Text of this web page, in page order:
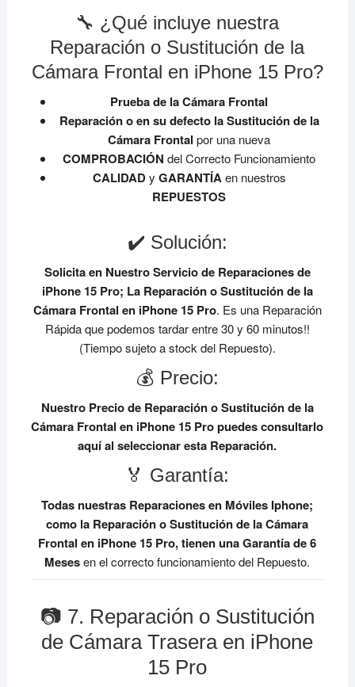
🔧 ¿Qué incluye nuestra
Reparación o Sustitución de la
Cámara Frontal en iPhone 15 Pro?
Prueba de la Cámara Frontal
Reparación o en su defecto la Sustitución de la
Cámara Frontalpor una nueva
COMPROBACIÓNdel Correcto Funcionamiento
CALIDADy GARANTÍAen nuestros
REPUESTOS
✔️ Solución:
Solicita en Nuestro Servicio de Reparaciones de
iPhone 15 Pro; La Reparación o Sustitución de la
Cámara Frontal en iPhone 15 Pro. Es una Reparación
Rápida que podemos tardar entre 30 y 60 minutos!!
(Tiempo sujeto a stock del Repuesto).
💰 Precio:
Nuestro Precio de Reparación o Sustitución de la
Cámara Frontal en iPhone 15 Pro puedes consultarlo
aquí al seleccionar esta Reparación.
🏅 Garantía:
Todas nuestras Reparaciones en Móviles Iphone;
como la Reparación o Sustitución de la Cámara
Frontal en iPhone 15 Pro, tienen una Garantía de 6
Mesesen el correcto funcionamiento del Repuesto.
📷 7. Reparación o Sustitución
de Cámara Trasera en iPhone
15 Pro